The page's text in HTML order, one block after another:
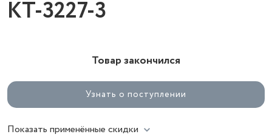
КТ-3227-3
Товар закончился
Узнать о поступлении
Показать применённые скидки